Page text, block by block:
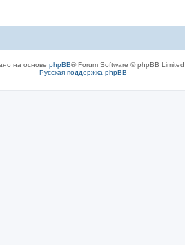
на основе phpBB® Forum Software © phpBB Limited
Русская поддержка phpBB